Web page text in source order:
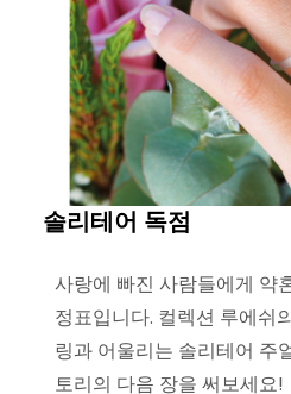
솔리테어 독점
사랑에 빠진 사람들에게 약
정표입니다. 컬렉션 루에쉬
링과 어울리는 솔리테어 주
토리의 다음 장을 써보세요!